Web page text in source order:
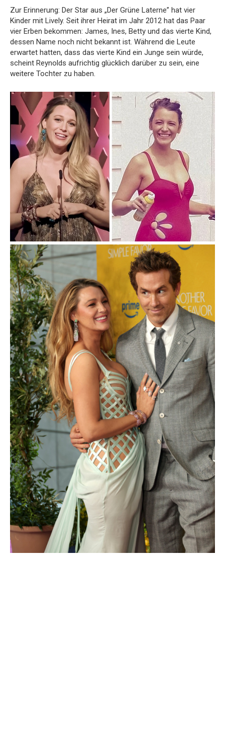
Zur Erinnerung: Der Star aus „Der Grüne Laterne” hat vier
Kinder mit Lively. Seit ihrer Heirat im Jahr 2012 hat das Paar
vier Erben bekommen: James, Ines, Betty und das vierte Kind,
dessen Name noch nicht bekannt ist. Während die Leute
erwartet hatten, dass das vierte Kind ein Junge sein würde,
scheint Reynolds aufrichtig glücklich darüber zu sein, eine
weitere Tochter zu haben.